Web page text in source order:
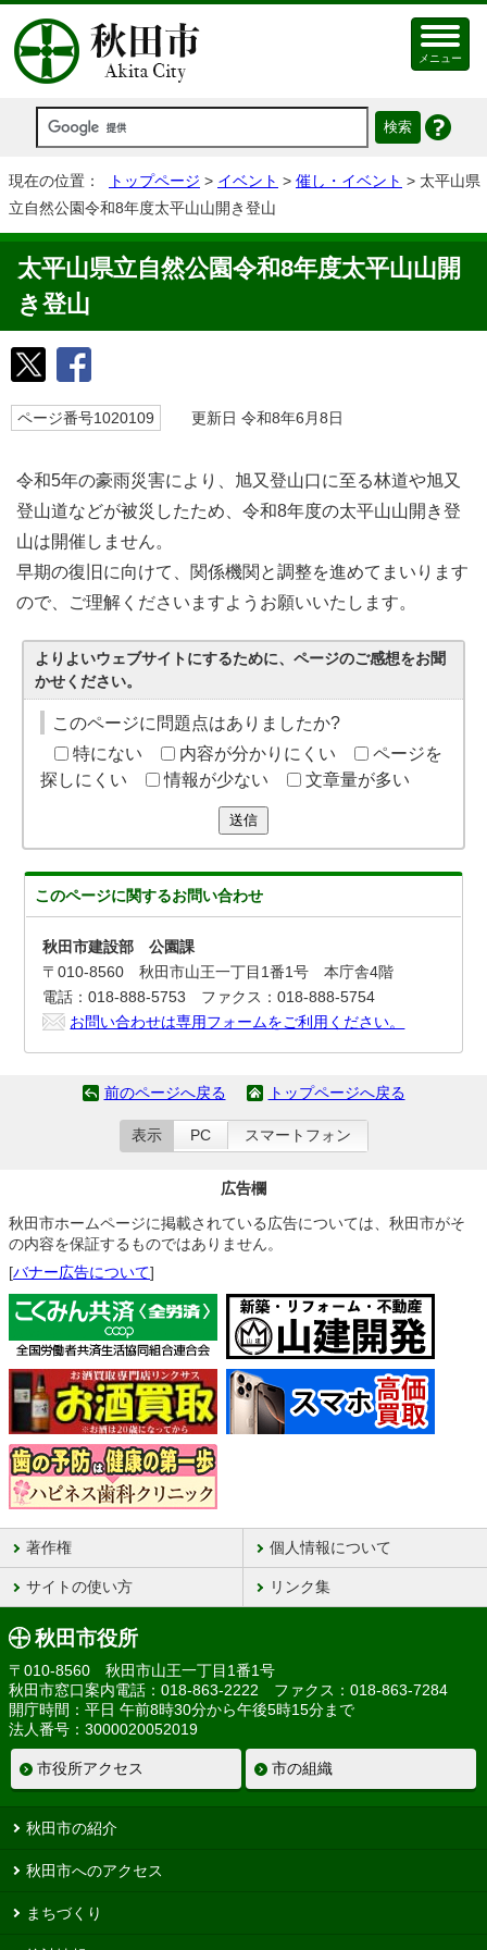
メニュー
現在の位置： トップページ > イベント > 催し・イベント > 太平山県
立自然公園令和8年度太平山山開き登山
太平山県立自然公園令和8年度太平山山開
き登山
ページ番号1020109 更新日 令和8年6月8日
令和5年の豪雨災害により、旭又登山口に至る林道や旭又
登山道などが被災したため、令和8年度の太平山山開き登
山は開催しません。
早期の復旧に向けて、関係機関と調整を進めてまいります
ので、ご理解くださいますようお願いいたします。
よりよいウェブサイトにするために、ページのご感想をお聞
かせください。
このページに問題点はありましたか?
特にない
内容が分かりにくい
ページを
探しにくい
情報が少ない 文章量が多い
送信
このページに関するお問い合わせ
秋田市建設部 公園課
〒010-8560 秋田市山王一丁目1番1号 本庁舎4階
電話：018-888-5753 ファクス：018-888-5754
お問い合わせは専用フォームをご利用ください。
前のページへ戻る トップページへ戻る
表示 PC スマートフォン
広告欄
秋田市ホームページに掲載されている広告については、秋田市がそ
の内容を保証するものではありません。
[バナー広告について]
著作権 個人情報について
サイトの使い方 リンク集
秋田市役所
〒010-8560 秋田市山王一丁目1番1号
秋田市窓口案内電話：018-863-2222 ファクス：018-863-7284
開庁時間：平日 午前8時30分から午後5時15分まで
法人番号：3000020052019
市役所アクセス 市の組織
秋田市の紹介
秋田市へのアクセス
まちづくり